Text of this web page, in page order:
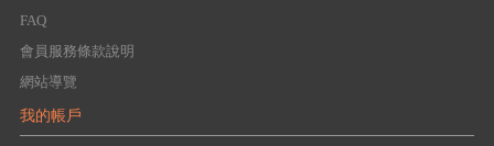
FAQ
會員服務條款說明
網站導覽
我的帳戶